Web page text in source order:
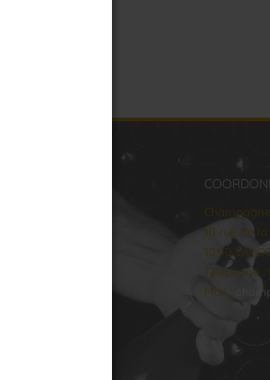
10 rue de
10110
Téléphone :
Mail :